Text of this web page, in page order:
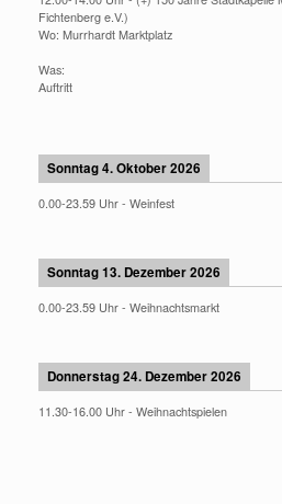
Fichtenberg e.V.)
Wo: Murrhardt Marktplatz
Was:
Auftritt
Sonntag 4. Oktober 2026
0.00-23.59 Uhr - Weinfest
Sonntag 13. Dezember 2026
0.00-23.59 Uhr - Weihnachtsmarkt
Donnerstag 24. Dezember 2026
11.30-16.00 Uhr - Weihnachtspielen